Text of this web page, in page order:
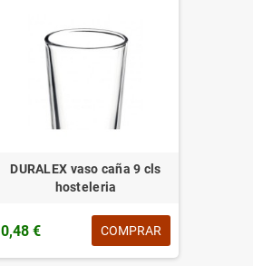
DURALEX vaso caña 9 cls
hosteleria
0,48 € COMPRAR